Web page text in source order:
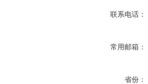
联系电话：
常用邮箱：
省份：